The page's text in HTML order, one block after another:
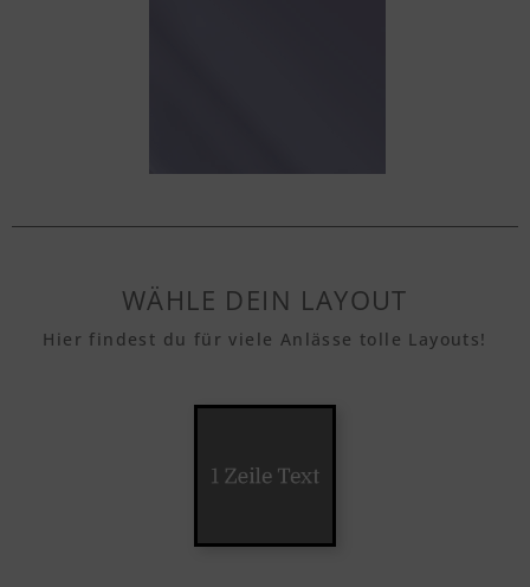
WÄHLE DEIN LAYOUT
Hier findest du für viele Anlässe tolle Layouts!